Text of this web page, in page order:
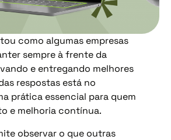
como algumas empresas
sempre à frente da
e entregando melhores
respostas está no
prática essencial para quem
e melhoria contínua.
observar o que outras